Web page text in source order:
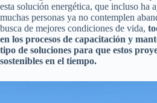
esta solución energética, que incluso ha
muchas personas ya no contemplen
busca de mejores condiciones de vida,
en los procesos de capacitación y
tipo de soluciones para que estos
sostenibles en el tiempo.